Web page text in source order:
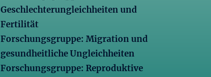
Geschlechterungleichheiten und
Fertilität
Forschungsgruppe: Migration und
gesundheitliche Ungleichheiten
Forschungsgruppe: Reproduktive